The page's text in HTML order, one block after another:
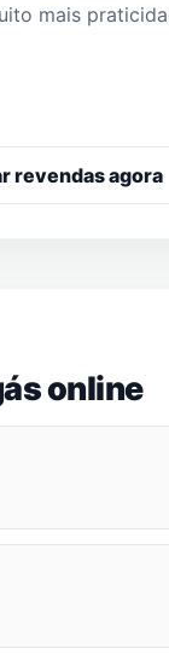
mais
revendas agora
online